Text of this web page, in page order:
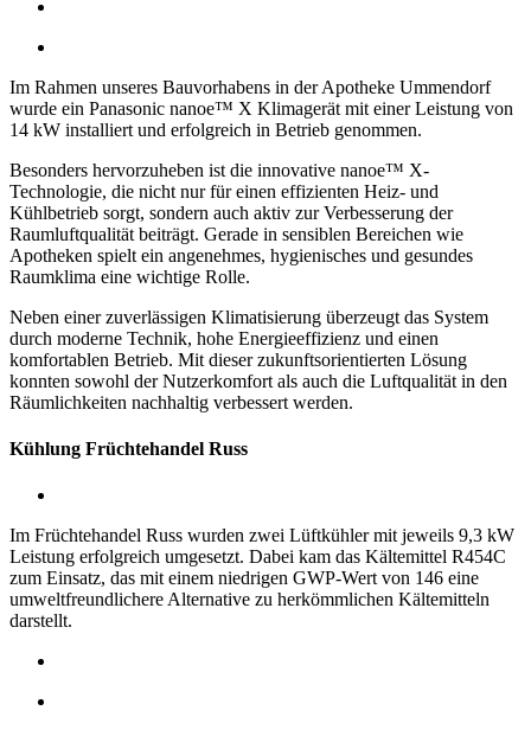
Im Rahmen unseres Bauvorhabens in der Apotheke Ummendorf
wurde ein Panasonic nanoe™ X Klimagerät mit einer Leistung von
14 kW installiert und erfolgreich in Betrieb genommen.
Besonders hervorzuheben ist die innovative nanoe™ X-
Technologie, die nicht nur für einen effizienten Heiz- und
Kühlbetrieb sorgt, sondern auch aktiv zur Verbesserung der
Raumluftqualität beiträgt. Gerade in sensiblen Bereichen wie
Apotheken spielt ein angenehmes, hygienisches und gesundes
Raumklima eine wichtige Rolle.
Neben einer zuverlässigen Klimatisierung überzeugt das System
durch moderne Technik, hohe Energieeffizienz und einen
komfortablen Betrieb. Mit dieser zukunftsorientierten Lösung
konnten sowohl der Nutzerkomfort als auch die Luftqualität in den
Räumlichkeiten nachhaltig verbessert werden.
Kühlung Früchtehandel Russ
Im Früchtehandel Russ wurden zwei Lüftkühler mit jeweils 9,3 kW
Leistung erfolgreich umgesetzt. Dabei kam das Kältemittel R454C
zum Einsatz, das mit einem niedrigen GWP-Wert von 146 eine
umweltfreundlichere Alternative zu herkömmlichen Kältemitteln
darstellt.